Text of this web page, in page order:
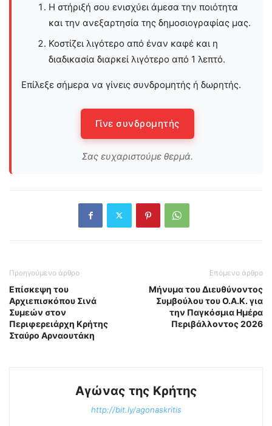
Η στήριξή σου ενισχύει άμεσα την ποιότητα
και την ανεξαρτησία της δημοσιογραφίας μας.
Κοστίζει λιγότερο από έναν καφέ και η
διαδικασία διαρκεί λιγότερο από 1 λεπτό.
Επίλεξε σήμερα να γίνεις συνδρομητής ή δωρητής.
Γίνε συνδρομητής
Σας ευχαριστούμε θερμά.
Προηγούμενο άρθρο
Επίσκεψη του
Αρχιεπισκόπου Σινά
Συμεών στον
Περιφερειάρχη Κρήτης
Σταύρο Αρναουτάκη
Επόμενο άρθρο
Μήνυμα του Διευθύνοντος
Συμβούλου του Ο.Α.Κ. για
την Παγκόσμια Ημέρα
Περιβάλλοντος 2026
Αγώνας της Κρήτης
http://bit.ly/agonaskritis